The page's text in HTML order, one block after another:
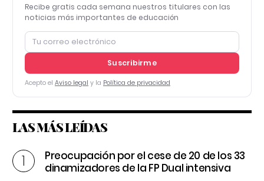
Recibe gratis cada semana nuestros titulares con las
noticias más importantes de educación
Suscribirme
Acepto el Aviso legal y la Política de privacidad
LAS MÁS LEÍDAS
Preocupación por el cese de 20 de los 33
dinamizadores de la FP Dual intensiva